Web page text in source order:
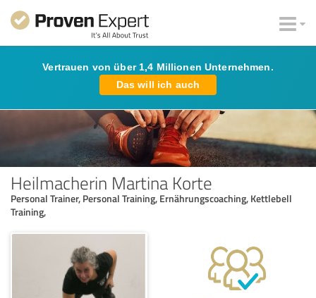
Vertrauen von über 1,4 Millionen Unternehmen.
Das will ich auch
Heilmacherin Martina Korte
Personal Trainer, Personal Training, Ernährungscoaching, Kettlebell
Training,